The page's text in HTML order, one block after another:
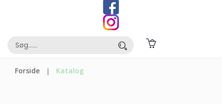
Forside Katalog